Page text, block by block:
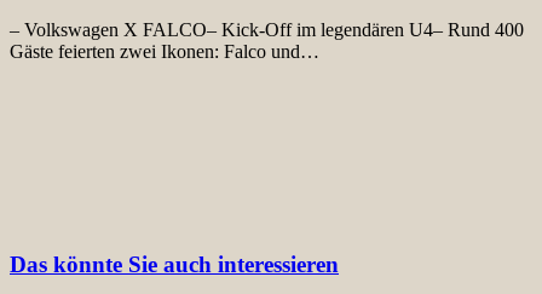
– Volkswagen X FALCO– Kick-Off im legendären U4– Rund 400
Gäste feierten zwei Ikonen: Falco und…
Das könnte Sie auch interessieren